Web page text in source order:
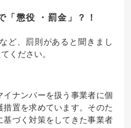
「懲役 ・罰金」？！
ど、罰則があると聞きまし
ください。
イナンバーを扱う事業者に個
置を求めています。そのた
づく対策をしてきた事業者